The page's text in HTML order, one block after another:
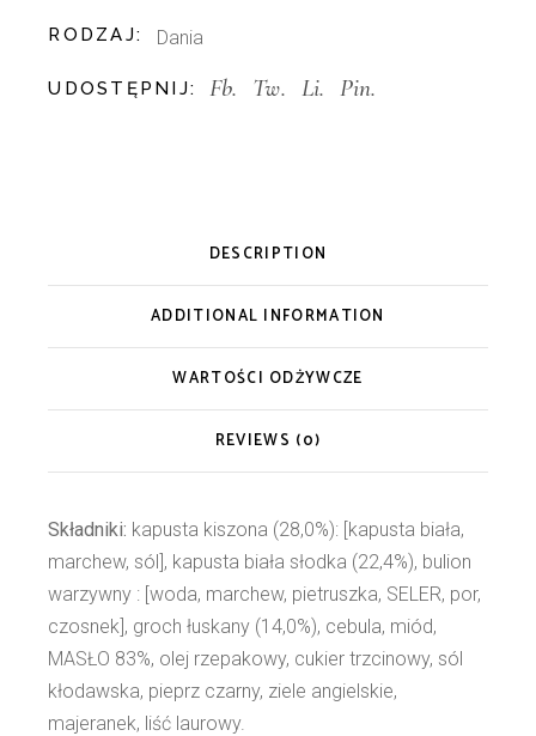
RODZAJ: Dania
UDOSTĘPNIJ: Fb. Tw. Li. Pin.
DESCRIPTION
ADDITIONAL INFORMATION
WARTOŚCI ODŻYWCZE
REVIEWS (0)
Składniki: kapusta kiszona (28,0%): [kapusta biała,
marchew, sól], kapusta biała słodka (22,4%), bulion
warzywny : [woda, marchew, pietruszka, SELER, por,
czosnek], groch łuskany (14,0%), cebula, miód,
MASŁO 83%, olej rzepakowy, cukier trzcinowy, sól
kłodawska, pieprz czarny, ziele angielskie,
majeranek, liść laurowy.